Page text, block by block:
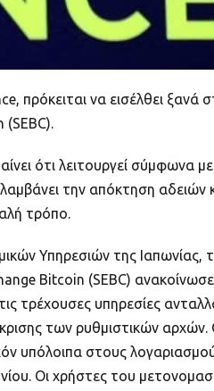
να εισέλθει ξανά
ότι λειτουργεί σύμφωνα
την απόκτηση
τρόπο.
Υπηρεσιών της
Bitcoin (SEBC)
τρέχουσες υπηρεσίες
των ρυθμιστικών
υπόλοιπα στους
Οι χρήστες του